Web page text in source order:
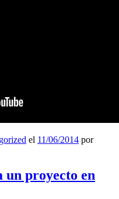
el 11/06/2014 por
un proyecto en